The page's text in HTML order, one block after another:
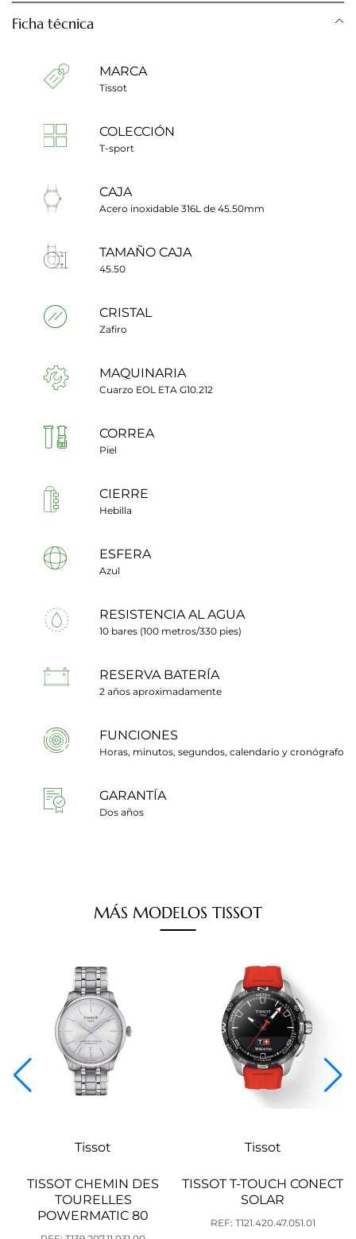
Ficha técnica
MARCA
Tissot
COLECCIÓN
T-sport
CAJA
Acero inoxidable 316L de 45.50mm
TAMAÑO CAJA
45.50
CRISTAL
Zafiro
MAQUINARIA
Cuarzo EOL ETA G10.212
CORREA
Piel
CIERRE
Hebilla
ESFERA
Azul
RESISTENCIA AL AGUA
10 bares (100 metros/330 pies)
RESERVA BATERÍA
2 años aproximadamente
FUNCIONES
Horas, minutos, segundos, calendario y cronógrafo
GARANTÍA
Dos años
MÁS MODELOS TISSOT
Tissot
TISSOT CHEMIN DES
TOURELLES
POWERMATIC 80
Tissot
TISSOT T-TOUCH CONECT
SOLAR
REF: T121.420.47.051.01